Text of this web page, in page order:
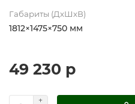
Габариты (ДхШхВ)
1812×1475×750 мм
49 230 р